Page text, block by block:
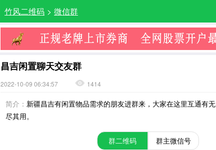
竹风二维码 > 微信群
昌吉闲置聊天交友群
2022-10-09 06:34:57 1414
简介： 新疆昌吉有闲置物品需求的朋友进群来，大家在这里互通有
尽其用。
群二维码 群主微信号